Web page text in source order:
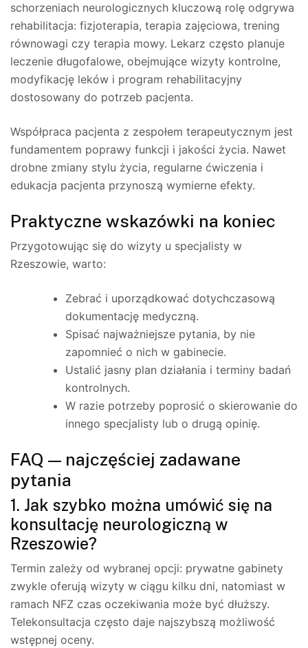
schorzeniach neurologicznych kluczową rolę odgrywa
rehabilitacja: fizjoterapia, terapia zajęciowa, trening
równowagi czy terapia mowy. Lekarz często planuje
leczenie długofalowe, obejmujące wizyty kontrolne,
modyfikację leków i program rehabilitacyjny
dostosowany do potrzeb pacjenta.
Współpraca pacjenta z zespołem terapeutycznym jest
fundamentem poprawy funkcji i jakości życia. Nawet
drobne zmiany stylu życia, regularne ćwiczenia i
edukacja pacjenta przynoszą wymierne efekty.
Praktyczne wskazówki na koniec
Przygotowując się do wizyty u specjalisty w
Rzeszowie, warto:
Zebrać i uporządkować dotychczasową
dokumentację medyczną.
Spisać najważniejsze pytania, by nie
zapomnieć o nich w gabinecie.
Ustalić jasny plan działania i terminy badań
kontrolnych.
W razie potrzeby poprosić o skierowanie do
innego specjalisty lub o drugą opinię.
FAQ — najczęściej zadawane
pytania
1. Jak szybko można umówić się na
konsultację neurologiczną w
Rzeszowie?
Termin zależy od wybranej opcji: prywatne gabinety
zwykle oferują wizyty w ciągu kilku dni, natomiast w
ramach NFZ czas oczekiwania może być dłuższy.
Telekonsultacja często daje najszybszą możliwość
wstępnej oceny.